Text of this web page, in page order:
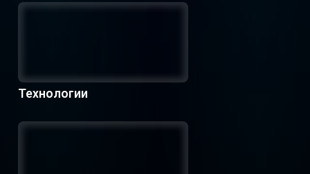
Технологии